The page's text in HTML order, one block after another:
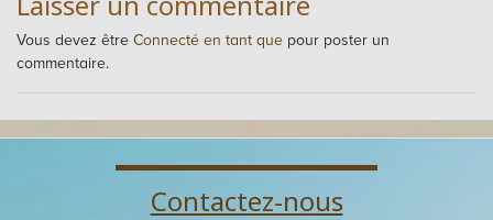
Vous devez être Connecté en tant que pour poster un
commentaire.
Contactez-nous